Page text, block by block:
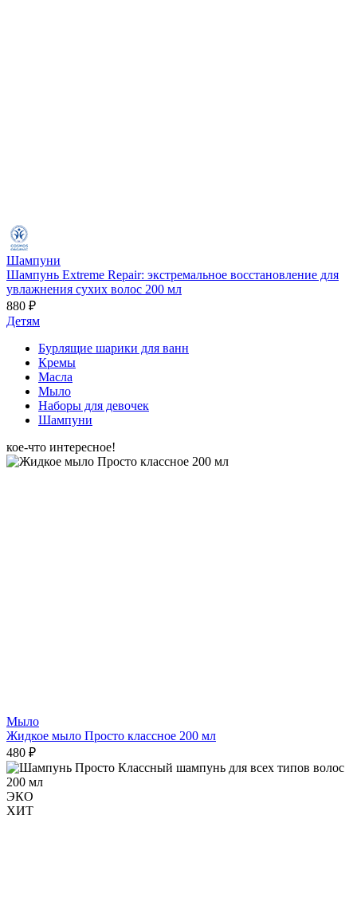
Шампуни
Шампунь Extreme Repair: экстремальное восстановление для
увлажнения сухих волос 200 мл
880 ₽
Детям
Бурлящие шарики для ванн
Кремы
Масла
Мыло
Наборы для девочек
Шампуни
кое-что интересное!
Мыло
Жидкое мыло Просто классное 200 мл
480 ₽
ЭКО
ХИТ